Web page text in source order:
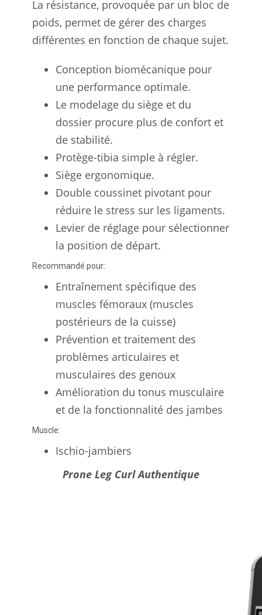
La résistance, provoquée par un bloc de
poids, permet de gérer des charges
différentes en fonction de chaque sujet.
Conception biomécanique pour
une performance optimale.
Le modelage du siège et du
dossier procure plus de confort et
de stabilité.
Protège-tibia simple à régler.
Siège ergonomique.
Double coussinet pivotant pour
réduire le stress sur les ligaments.
Levier de réglage pour sélectionner
la position de départ.
Recommandé pour:
Entraînement spécifique des
muscles fémoraux (muscles
postérieurs de la cuisse)
Prévention et traitement des
problèmes articulaires et
musculaires des genoux
Amélioration du tonus musculaire
et de la fonctionnalité des jambes
Muscle:
Ischio-jambiers
Prone Leg Curl Authentique